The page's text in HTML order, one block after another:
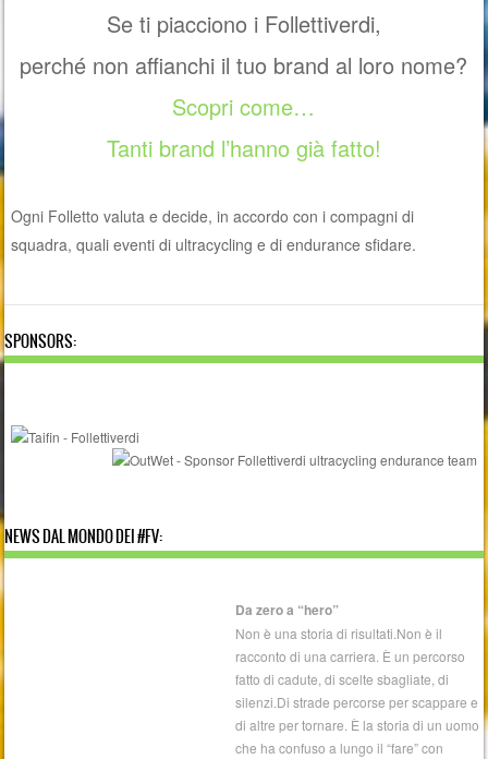
Se ti piacciono i Follettiverdi,
perché non affianchi il tuo brand al loro nome?
Scopri come…
Tanti brand l’hanno già fatto!
Ogni Folletto valuta e decide, in accordo con i compagni di
squadra, quali eventi di ultracycling e di endurance sfidare.
SPONSORS:
NEWS DAL MONDO DEI #FV:
Da zero a “hero”
Non è una storia di risultati.Non è il
racconto di una carriera. È un percorso
fatto di cadute, di scelte sbagliate, di
silenzi.Di strade percorse per scappare e
di altre per tornare. È la storia di un uomo
che ha confuso a lungo il “fare” con